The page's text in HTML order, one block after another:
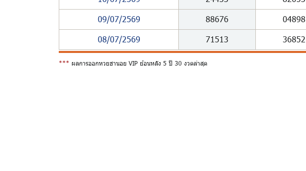
09/07/2569
88676 04898
08/07/2569
71513 36852
*** ผลการออกหวยฮานอย VIP ย้อนหลัง 5 ปี 30 งวดล่าสุด